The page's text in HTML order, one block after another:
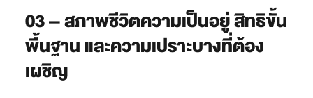
03– สภาพชีวิตความเป็นอยู่ สิทธิขั้น
พื้นฐาน และความเปราะบางที่ต้อง
เผชิญ